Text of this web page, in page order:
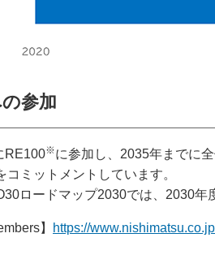
参加
RE100※に参加し、2035年までに
コミットメントしています。
ロードマップ2030では、2030年
】 https://